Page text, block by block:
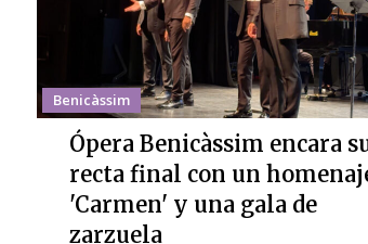
Benicàssim
Ópera Benicàssim encara
recta final con un
'Carmen' y una gala de
zarzuela